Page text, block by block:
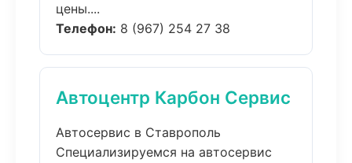
цены....
Телефон: 8 (967) 254 27 38
Автоцентр Карбон Сервис
Автосервис в Ставрополь
Специализируемся на автосервис